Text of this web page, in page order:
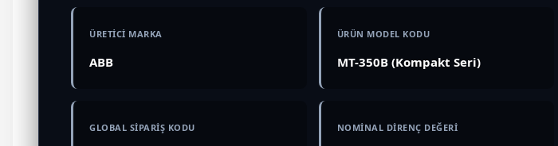
ÜRETİCİ MARKA
ABB
ÜRÜN MODEL KODU
MT-350B (Kompakt Seri)
GLOBAL SİPARİŞ KODU NOMİNAL DİRENÇ DEĞERİ